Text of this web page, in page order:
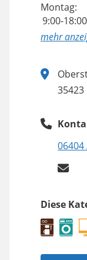
Montag:
9:00-
35423
06404
Diese